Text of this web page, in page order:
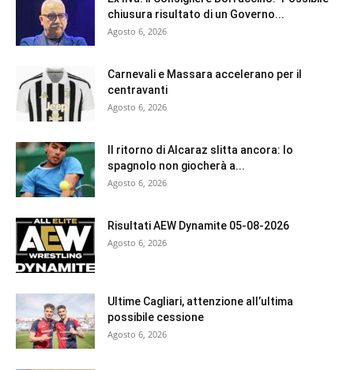
chiusura risultato di un Governo...
Agosto 6, 2026
Carnevali e Massara accelerano per il
centravanti
Agosto 6, 2026
Il ritorno di Alcaraz slitta ancora: lo
spagnolo non giocherà a...
Agosto 6, 2026
Risultati AEW Dynamite 05-08-2026
Agosto 6, 2026
Ultime Cagliari, attenzione all’ultima
possibile cessione
Agosto 6, 2026